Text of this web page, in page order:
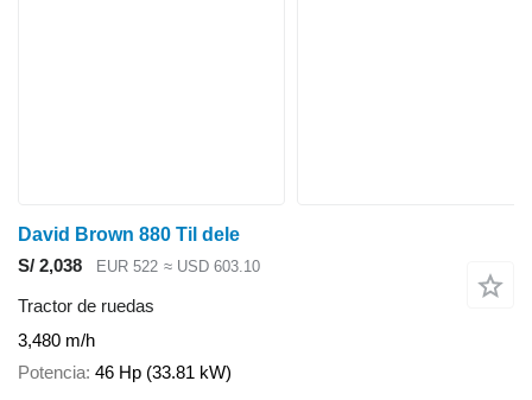
David Brown 880 Til dele
S/ 2,038
EUR 522 ≈ USD 603.10
Tractor de ruedas
3,480 m/h
Potencia 46 Hp (33.81 kW)